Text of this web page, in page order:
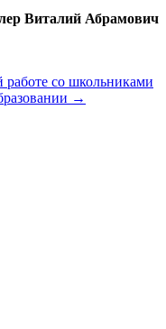
Виталий Абрамович
работе со школьниками
→